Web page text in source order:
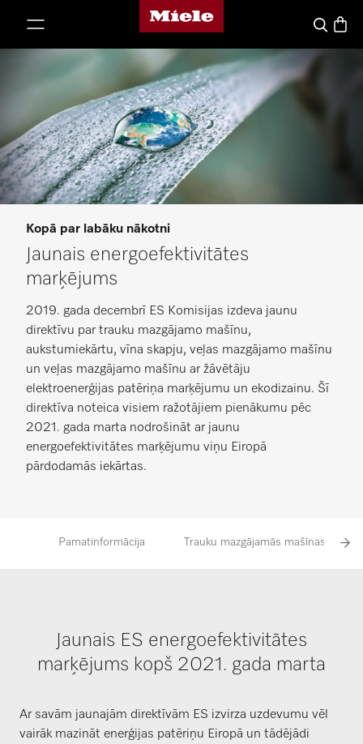
Miele mājas lapa
Meklēšana
Preču
Kopā par labāku nākotni
Jaunais energoefektivitātes
marķējums
2019. gada decembrī ES Komisijas izdeva jaunu
direktīvu par trauku mazgājamo mašīnu,
aukstumiekārtu, vīna skapju, veļas mazgājamo mašīnu
un veļas mazgājamo mašīnu ar žāvētāju
elektroenerģijas patēriņa marķējumu un ekodizainu. Šī
direktīva noteica visiem ražotājiem pienākumu pēc
2021. gada marta nodrošināt ar jaunu
energoefektivitātes marķējumu viņu Eiropā
pārdodamās iekārtas.
Pamatinformācija Trauku mazgājamās mašīnas
Jaunais ES energoefektivitātes
marķējums kopš 2021. gada marta
Ar savām jaunajām direktīvām ES izvirza uzdevumu vēl
vairāk mazināt enerģijas patēriņu Eiropā un tādējādi